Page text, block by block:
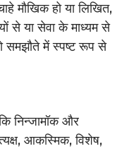
मौखिक हो या लिखित,
से या सेवा के माध्यम से
समझौते में स्पष्ट रूप से
निन्जामॉक और
आकस्मिक, विशेष,